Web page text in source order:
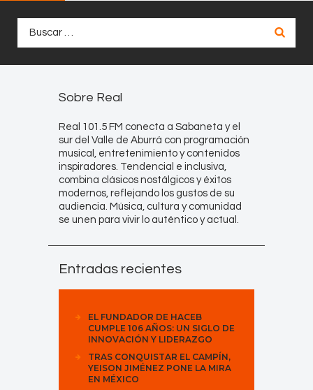
Sobre Real
Real 101.5 FM conecta a Sabaneta y el
sur del Valle de Aburrá con programación
musical, entretenimiento y contenidos
inspiradores. Tendencial e inclusiva,
combina clásicos nostálgicos y éxitos
modernos, reflejando los gustos de su
audiencia. Música, cultura y comunidad
se unen para vivir lo auténtico y actual.
Entradas recientes
EL FUNDADOR DE HACEB
CUMPLE 106 AÑOS: UN SIGLO DE
INNOVACIÓN Y LIDERAZGO
TRAS CONQUISTAR EL CAMPÍN,
YEISON JIMÉNEZ PONE LA MIRA
EN MÉXICO